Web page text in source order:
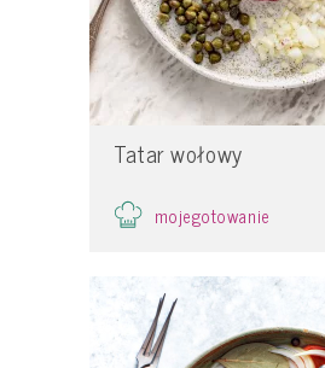
Tatar wołowy
mojegotowanie